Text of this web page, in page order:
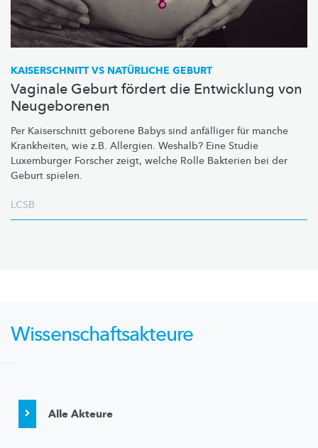
KAISERSCHNITT VS NATÜRLICHE GEBURT
Vaginale Geburt fördert die Entwicklung von
Neugeborenen
Per Kaiserschnitt geborene Babys sind anfälliger für manche
Krankheiten, wie z.B. Allergien. Weshalb? Eine Studie
Luxemburger Forscher zeigt, welche Rolle Bakterien bei der
Geburt spielen.
LCSB
Wissenschaftsakteure
Alle Akteure